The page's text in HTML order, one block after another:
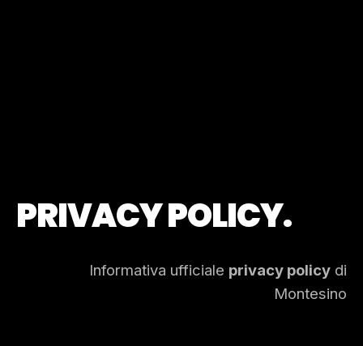
PRIVACY POLICY.
Informativa ufficiale privacy policy di
Montesino